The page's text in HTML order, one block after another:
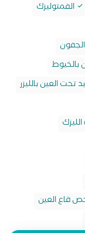
الفمتوليزك
بالخيوط
تحت العين بالليزر
قاع العين